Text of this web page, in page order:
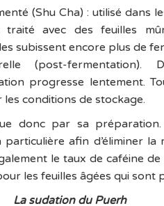
(Shu Cha) : utilisé dans
traité avec des feuilles
subissent encore plus de
(post-fermentation).
progresse lentement.
conditions de stockage.
donc par sa
afin d’éliminer la
le taux de caféine
les feuilles âgées qui sont
La sudation du Puerh